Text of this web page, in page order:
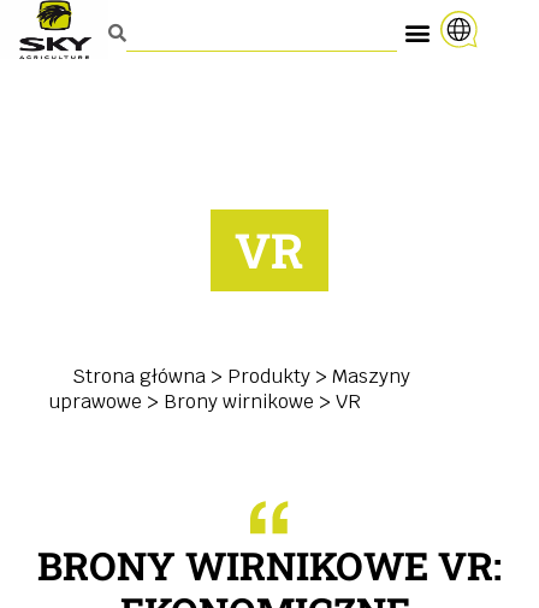
VR
Strona główna > Produkty > Maszyny
uprawowe > Brony wirnikowe > VR
BRONY WIRNIKOWE VR: